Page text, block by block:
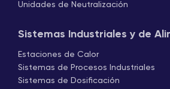
Unidades de Neutralización
Sistemas Industriales y de
Estaciones de Calor
Sistemas de Procesos Industriales
Sistemas de Dosificación